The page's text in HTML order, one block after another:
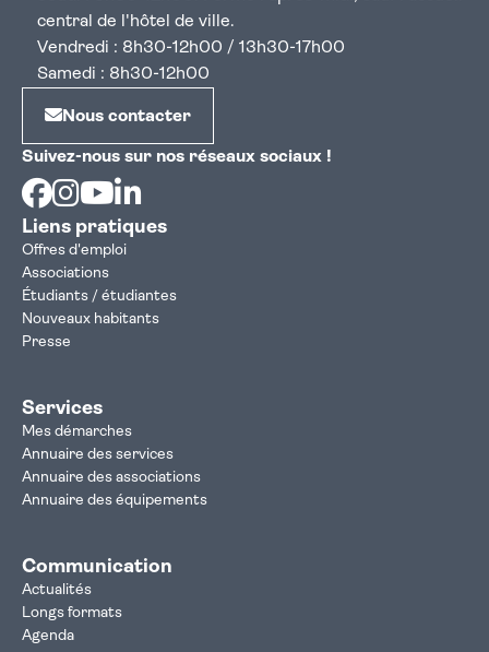
central de l'hôtel de ville.
Vendredi : 8h30-12h00 / 13h30-17h00
Samedi : 8h30-12h00
Nous contacter
Suivez-nous sur nos réseaux sociaux !
Facebook
Instagram
Youtube
Liens pratiques
Offres d'emploi
Associations
Étudiants / étudiantes
Nouveaux habitants
Presse
Services
Mes démarches
Annuaire des services
Annuaire des associations
Annuaire des équipements
Communication
Actualités
Longs formats
Agenda